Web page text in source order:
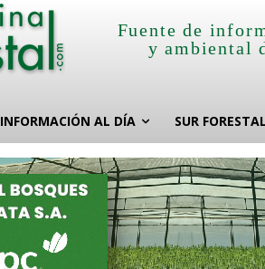
Fuente de
y ambiental
INFORMACIÓN AL DÍA SUR FORESTAL